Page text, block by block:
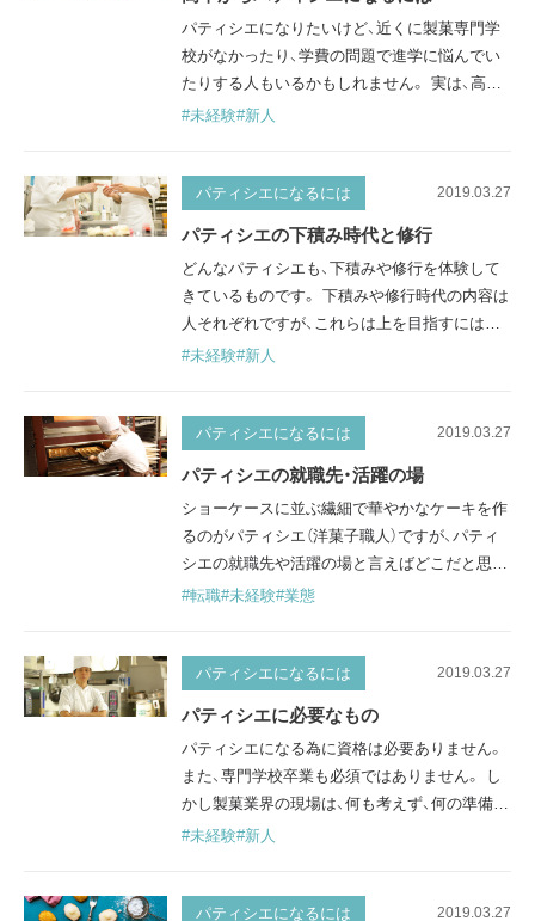
ことでしょう。 食べてくれる人の笑顔を見れ
ば、作り手である自分も笑…
パティシエになりたいけど、近くに製菓専門学
校がなかったり、学費の問題で進学に悩んでい
たりする人もいるかもしれません。 実は、高卒
でもパティシエになることができます。 なぜな
ありませんし、学歴によって賃金や出世に差が
あっても一流が目指せるのです。 ここでは高卒
でパティシエになる方法や、メリ…
#未経験#新人
パティシエになるには 2019.03.27
パティシエの下積み時代と修行
どんなパティシエも、下積みや修行を体験して
きているものです。 下積みや修行時代の内容は
人それぞれですが、これらは上を目指すには避
けては通れない過程です。 パティシエ達は、一
て働くお店では、入ってすぐにお菓子作りをさ
の掃除、小麦粉や砂糖など重い材料の持ち運び、
材料の買い出し、汚れた道具の洗浄…
#未経験#新人
パティシエになるには 2019.03.27
パティシエの就職先・活躍の場
ショーケースに並ぶ繊細で華やかなケーキを作
るのがパティシエ（洋菓子職人）ですが、パティ
シエの就職先や活躍の場と言えばどこだと思い
ますか？ おそらく、多くの方がパティスリー（洋
ーカーなど、さまざまな場所で幅広く活躍して
どのように働いているか紹介します。 洋菓子
店、パティスリー 多くのパテ…
#転職#未経験#業態
パティシエになるには 2019.03.27
パティシエに必要なもの
パティシエになる為に資格は必要ありません。
また、専門学校卒業も必須ではありません。 し
かし製菓業界の現場は、何も考えず、何の準備も
なく飛び込むには厳しい世界です。 ここでは、
エの大半はお菓子作りが好きでこの世界を目指
#未経験#新人
パティシエになるには 2019.03.27